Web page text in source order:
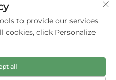
Cosmetics (Shenzhen) Co., Ltd.
to provide our services.
cookies, click Personalize
all